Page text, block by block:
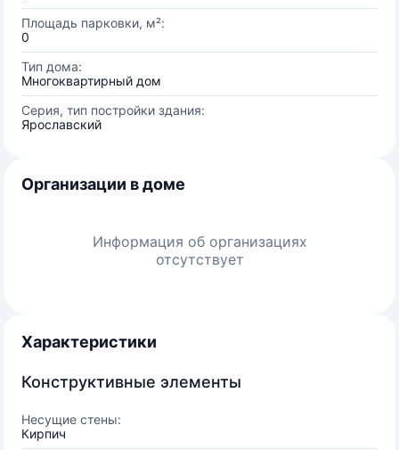
Площадь парковки, м²:
0
Тип дома:
Многоквартирный дом
Серия, тип постройки здания:
Ярославский
Организации в доме
Информация об организациях
отсутствует
Характеристики
Конструктивные элементы
Несущие стены:
Кирпич